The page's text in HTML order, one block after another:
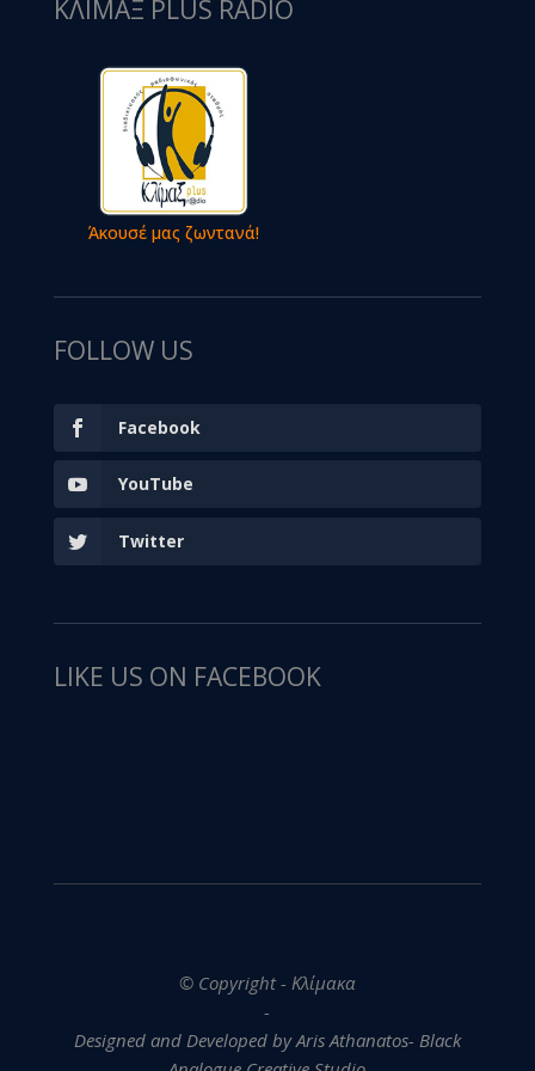
ΚΛΙΜΑΞ PLUS RADIO
Άκουσέ μας ζωντανά!
FOLLOW US
Facebook
YouTube
Twitter
LIKE US ON FACEBOOK
© Copyright - Κλίμακα
-
Designed and Developed by Aris Athanatos- Black